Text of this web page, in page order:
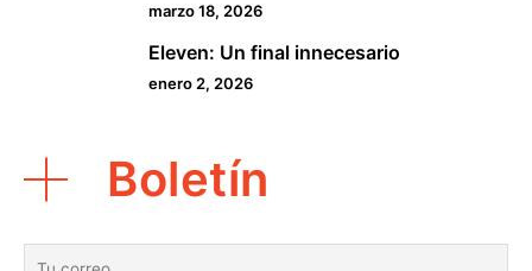
marzo 18, 2026
Eleven: Un final innecesario
enero 2, 2026
Boletín